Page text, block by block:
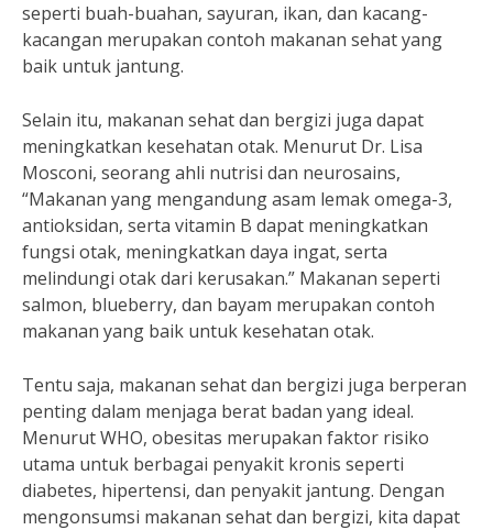
seperti buah-buahan, sayuran, ikan, dan kacang-
kacangan merupakan contoh makanan sehat yang
baik untuk jantung.
Selain itu, makanan sehat dan bergizi juga dapat
meningkatkan kesehatan otak. Menurut Dr. Lisa
Mosconi, seorang ahli nutrisi dan neurosains,
“Makanan yang mengandung asam lemak omega-3,
antioksidan, serta vitamin B dapat meningkatkan
fungsi otak, meningkatkan daya ingat, serta
melindungi otak dari kerusakan.” Makanan seperti
salmon, blueberry, dan bayam merupakan contoh
makanan yang baik untuk kesehatan otak.
Tentu saja, makanan sehat dan bergizi juga berperan
penting dalam menjaga berat badan yang ideal.
Menurut WHO, obesitas merupakan faktor risiko
utama untuk berbagai penyakit kronis seperti
diabetes, hipertensi, dan penyakit jantung. Dengan
mengonsumsi makanan sehat dan bergizi, kita dapat